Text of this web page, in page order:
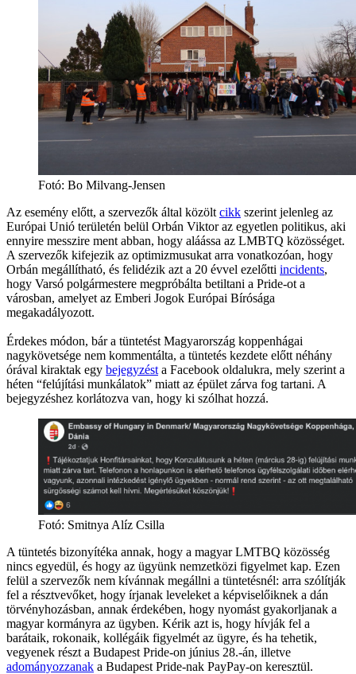
Fotó: Bo Milvang-Jensen
Az esemény előtt, a szervezők által közölt cikk szerint jelenleg az
Európai Unió területén belül Orbán Viktor az egyetlen politikus, aki
ennyire messzire ment abban, hogy aláássa az LMBTQ közösséget.
A szervezők kifejezik az optimizmusukat arra vonatkozóan, hogy
Orbán megállítható, és felidézik azt a 20 évvel ezelőtti incidents,
hogy Varsó polgármestere megpróbálta betiltani a Pride-ot a
városban, amelyet az Emberi Jogok Európai Bírósága
megakadályozott.
Érdekes módon, bár a tüntetést Magyarország koppenhágai
nagykövetsége nem kommentálta, a tüntetés kezdete előtt néhány
órával kiraktak egy bejegyzést a Facebook oldalukra, mely szerint a
héten “felújítási munkálatok” miatt az épület zárva fog tartani. A
bejegyzéshez korlátozva van, hogy ki szólhat hozzá.
Fotó: Smitnya Alíz Csilla
A tüntetés bizonyítéka annak, hogy a magyar LMTBQ közösség
nincs egyedül, és hogy az ügyünk nemzetközi figyelmet kap. Ezen
felül a szervezők nem kívánnak megállni a tüntetésnél: arra szólítják
fel a résztvevőket, hogy írjanak leveleket a képviselőiknek a dán
törvényhozásban, annak érdekében, hogy nyomást gyakorljanak a
magyar kormányra az ügyben. Kérik azt is, hogy hívják fel a
barátaik, rokonaik, kollégáik figyelmét az ügyre, és ha tehetik,
vegyenek részt a Budapest Pride-on június 28.-án, illetve
adományozzanak a Budapest Pride-nak PayPay-on keresztül.